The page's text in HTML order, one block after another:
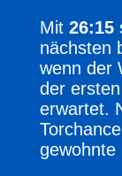
Mit 26:15
nächsten
wenn der
der
erwartet.
gewohnte